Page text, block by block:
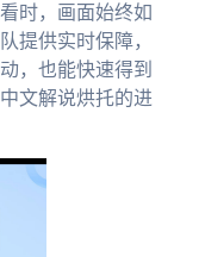
时，画面始终如
提供实时保障，
，也能快速得到
文解说烘托的进